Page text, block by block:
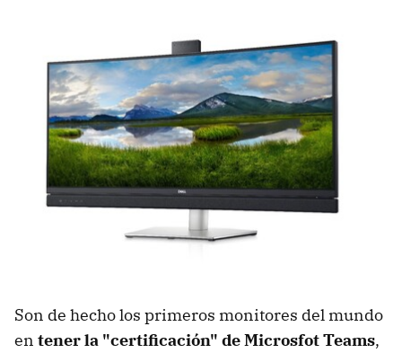
Son de hecho los primeros monitores del mundo
en tener la "certificación" de Microsfot Teams,